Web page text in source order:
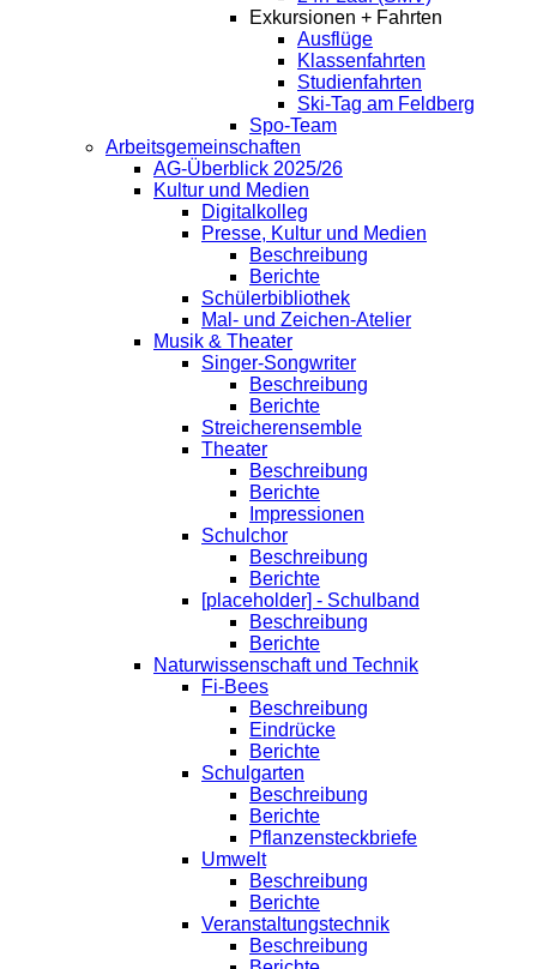
Exkursionen + Fahrten
Ausflüge
Klassenfahrten
Studienfahrten
Ski-Tag am Feldberg
Spo-Team
Arbeitsgemeinschaften
AG-Überblick 2025/26
Kultur und Medien
Digitalkolleg
Presse, Kultur und Medien
Beschreibung
Berichte
Schülerbibliothek
Mal- und Zeichen-Atelier
Musik & Theater
Singer-Songwriter
Beschreibung
Berichte
Streicherensemble
Theater
Beschreibung
Berichte
Impressionen
Schulchor
Beschreibung
Berichte
[placeholder] - Schulband
Beschreibung
Berichte
Naturwissenschaft und Technik
Fi-Bees
Beschreibung
Eindrücke
Berichte
Schulgarten
Beschreibung
Berichte
Pflanzensteckbriefe
Umwelt
Beschreibung
Berichte
Veranstaltungstechnik
Beschreibung